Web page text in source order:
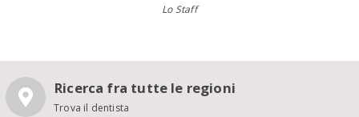
Lo Staff
Ricerca fra tutte le regioni
Trova il dentista